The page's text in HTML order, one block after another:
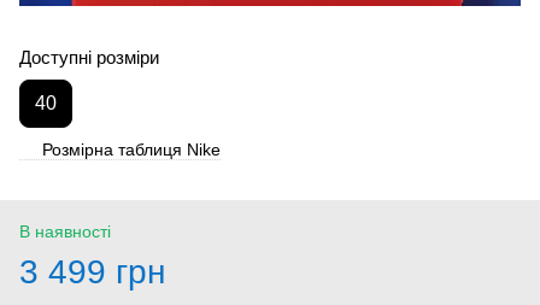
Доступні розміри
40
Розмірна таблиця Nike
В наявності
3 499 грн